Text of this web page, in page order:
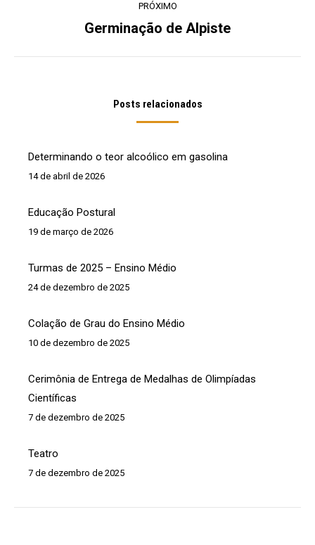
PRÓXIMO
Próximo
Germinação de Alpiste
Posts relacionados
Determinando o teor alcoólico em gasolina
14 de abril de 2026
Educação Postural
19 de março de 2026
Turmas de 2025 – Ensino Médio
24 de dezembro de 2025
Colação de Grau do Ensino Médio
10 de dezembro de 2025
Cerimônia de Entrega de Medalhas de Olimpíadas
Científicas
7 de dezembro de 2025
Teatro
7 de dezembro de 2025